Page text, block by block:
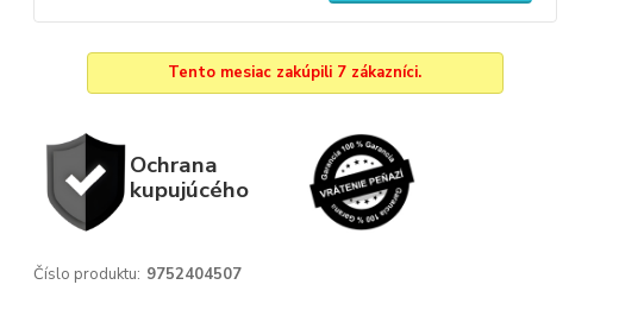
Tento mesiac zakúpili 7 zákazníci.
Ochrana
kupujúcého
Číslo produktu: 9752404507